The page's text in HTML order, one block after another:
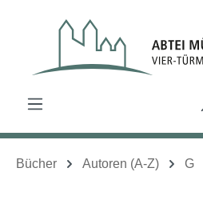
Zum Hauptinhalt springen
Bücher Autoren (A-Z) G